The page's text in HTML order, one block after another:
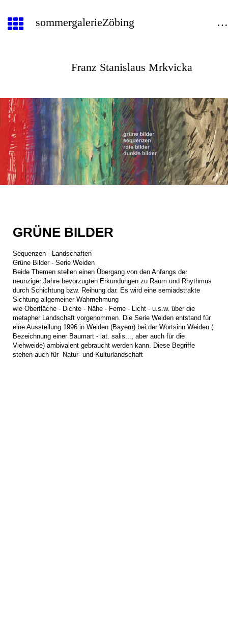
Franz Stanislaus Mrkvicka
GRÜNE BILDER
Sequenzen - Landschaften
Grüne Bilder - Serie Weiden
Beide Themen stellen einen Übergang von den Anfangs der
neunziger Jahre bevorzugten Erkundungen zu Raum und Rhythmus
durch Schichtung bzw. Reihung dar. Es wird eine semiadstrakte
Sichtung allgemeiner Wahrnehmung
wie Oberfläche - Dichte - Nähe - Ferne - Licht - u.s.w. über die
metapher Landschaft vorgenommen. Die Serie Weiden entstand für
eine Ausstellung 1996 in Weiden (Bayern) bei der Wortsinn Weiden (
Bezeichnung einer Baumart - lat. salis..., aber auch für die
Viehweide) ambivalent gebraucht werden kann. Diese Begriffe
stehen auch für Natur- und Kulturlandschaft